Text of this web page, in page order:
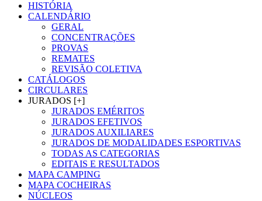
HISTÓRIA
CALENDÁRIO
GERAL
CONCENTRAÇÕES
PROVAS
REMATES
REVISÃO COLETIVA
CATÁLOGOS
CIRCULARES
JURADOS [+]
JURADOS EMÉRITOS
JURADOS EFETIVOS
JURADOS AUXILIARES
JURADOS DE MODALIDADES ESPORTIVAS
TODAS AS CATEGORIAS
EDITAIS E RESULTADOS
MAPA CAMPING
MAPA COCHEIRAS
NÚCLEOS